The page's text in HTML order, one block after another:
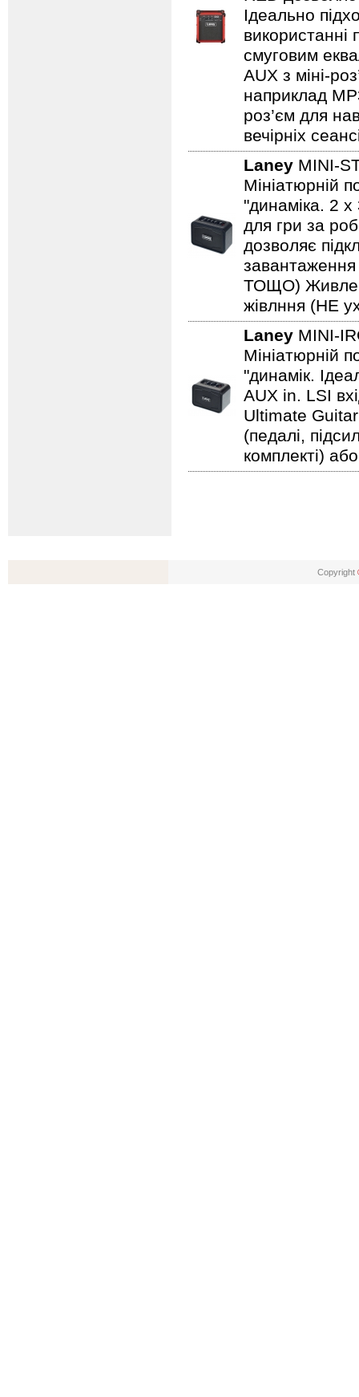
Ідеально
використанні
смуговим
AUX з міні-
наприклад
роз’єм для
вечірніх
Laney MINI-
Мініатюрній
"динаміка. 2
для гри за
дозволяє
завантаження
ТОЩО)
жівлння (НЕ
Laney MINI-
Мініатюрній
"динамік.
AUX in. LSI
Ultimate Guitar
(педалі,
комплекті)
Copyright